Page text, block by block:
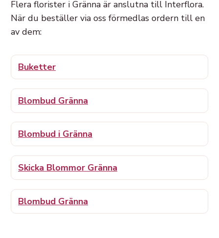
Flera florister i Gränna är anslutna till Interflora.
När du beställer via oss förmedlas ordern till en
av dem:
Buketter
Blombud Gränna
Blombud i Gränna
Skicka Blommor Gränna
Blombud Gränna